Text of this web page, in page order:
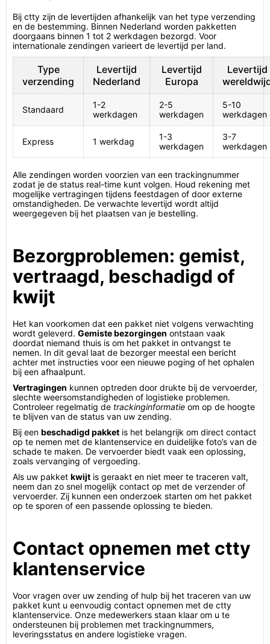
Bij ctty zijn de levertijden afhankelijk van het type verzending
en de bestemming. Binnen Nederland worden pakketten
doorgaans binnen 1 tot 2 werkdagen bezorgd. Voor
internationale zendingen varieert de levertijd per land.
Type
verzending
Levertijd
Nederland
Levertijd
Europa
Levertijd
Standaard
1-2
werkdagen
2-5
werkdagen
5-10
werkdagen
Express 1 werkdag
1-3
werkdagen
3-7
werkdagen
Alle zendingen worden voorzien van een trackingnummer
zodat je de status real-time kunt volgen. Houd rekening met
mogelijke vertragingen tijdens feestdagen of door externe
omstandigheden. De verwachte levertijd wordt altijd
weergegeven bij het plaatsen van je bestelling.
Bezorgproblemen: gemist,
vertraagd, beschadigd of
kwijt
Het kan voorkomen dat een pakket niet volgens verwachting
wordt geleverd. Gemiste bezorgingen ontstaan vaak
doordat niemand thuis is om het pakket in ontvangst te
nemen. In dit geval laat de bezorger meestal een bericht
achter met instructies voor een nieuwe poging of het ophalen
bij een afhaalpunt.
Vertragingen kunnen optreden door drukte bij de vervoerder,
slechte weersomstandigheden of logistieke problemen.
Controleer regelmatig de trackinginformatie om op de hoogte
te blijven van de status van uw zending.
Bij een beschadigd pakket is het belangrijk om direct contact
op te nemen met de klantenservice en duidelijke foto’s van de
schade te maken. De vervoerder biedt vaak een oplossing,
zoals vervanging of vergoeding.
Als uw pakket kwijt is geraakt en niet meer te traceren valt,
neem dan zo snel mogelijk contact op met de verzender of
vervoerder. Zij kunnen een onderzoek starten om het pakket
op te sporen of een passende oplossing te bieden.
Contact opnemen met ctty
klantenservice
Voor vragen over uw zending of hulp bij het traceren van uw
pakket kunt u eenvoudig contact opnemen met de ctty
klantenservice. Onze medewerkers staan klaar om u te
ondersteunen bij problemen met trackingnummers,
leveringsstatus en andere logistieke vragen.